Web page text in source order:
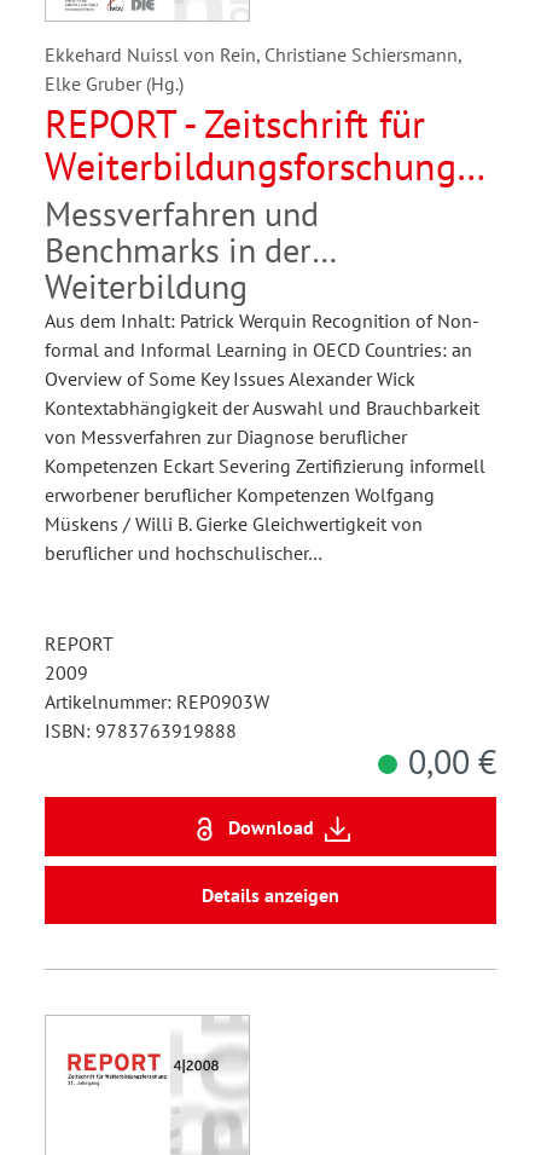
Ekkehard Nuissl von Rein, Christiane Schiersmann,
Elke Gruber (Hg.)
REPORT - Zeitschrift für
Weiterbildungsforschung
03/2009
Messverfahren und
Benchmarks in der
Weiterbildung
Aus dem Inhalt: Patrick Werquin Recognition of Non-
formal and Informal Learning in OECD Countries: an
Overview of Some Key Issues Alexander Wick
Kontextabhängigkeit der Auswahl und Brauchbarkeit
von Messverfahren zur Diagnose beruflicher
Kompetenzen Eckart Severing Zertifizierung informell
erworbener beruflicher Kompetenzen Wolfgang
Müskens / Willi B. Gierke Gleichwertigkeit von
beruflicher und hochschulischer…
REPORT
2009
Artikelnummer: REP0903W
ISBN: 9783763919888
0,00 €
Download
Details anzeigen